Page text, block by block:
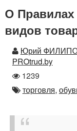
О
видов
Автор
Юрий
PROtrud.by
Количество
просмотров
1239
Автор
торговля,